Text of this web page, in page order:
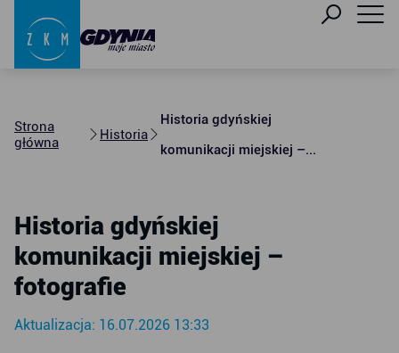
Strona
główna
Historia
Historia gdyńskiej
komunikacji miejskiej –...
Historia gdyńskiej
komunikacji miejskiej –
fotografie
Aktualizacja: 16.07.2026 13:33